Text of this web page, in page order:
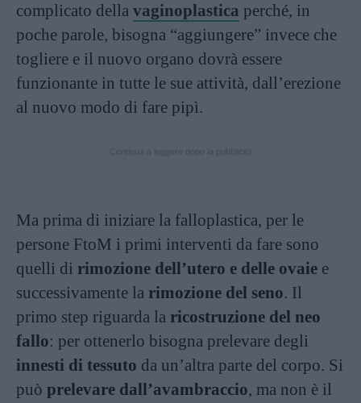
complicato della vaginoplastica perché, in
poche parole, bisogna “aggiungere” invece che
togliere e il nuovo organo dovrà essere
funzionante in tutte le sue attività, dall’erezione
al nuovo modo di fare pipì.
Ma prima di iniziare la falloplastica, per le
persone FtoM i primi interventi da fare sono
quelli di rimozione dell’utero e delle ovaie e
successivamente la rimozione del seno. Il
primo step riguarda la ricostruzione del neo
fallo: per ottenerlo bisogna prelevare degli
innesti di tessuto da un’altra parte del corpo. Si
può prelevare dall’avambraccio, ma non è il